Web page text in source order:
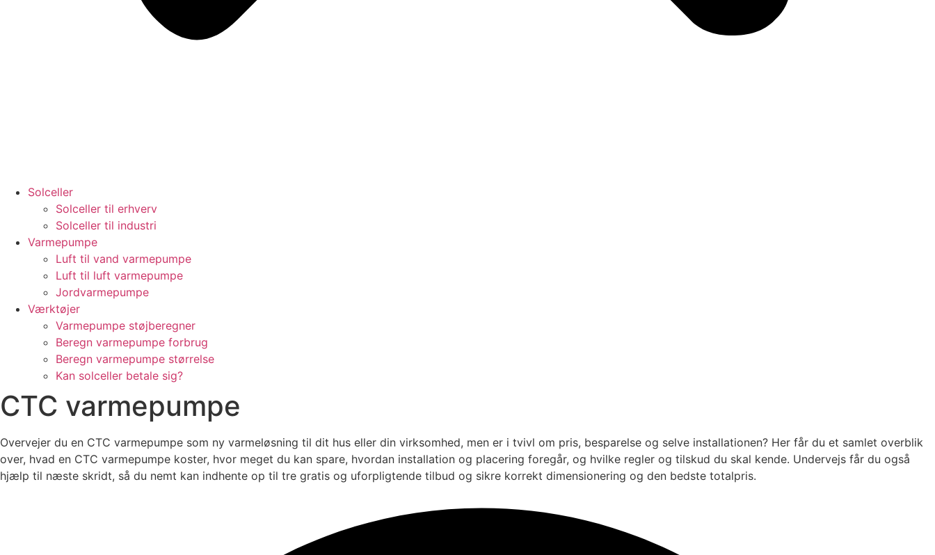
Solceller
Solceller til erhverv
Solceller til industri
Varmepumpe
Luft til vand varmepumpe
Luft til luft varmepumpe
Jordvarmepumpe
Værktøjer
Varmepumpe støjberegner
Beregn varmepumpe forbrug
Beregn varmepumpe størrelse
Kan solceller betale sig?
CTC varmepumpe
Overvejer du en CTC varmepumpe som ny varmeløsning til dit hus eller din virksomhed, men er i tvivl om pris, besparelse og selve installationen? Her får du et samlet overblik
over, hvad en CTC varmepumpe koster, hvor meget du kan spare, hvordan installation og placering foregår, og hvilke regler og tilskud du skal kende. Undervejs får du også
hjælp til næste skridt, så du nemt kan indhente op til tre gratis og uforpligtende tilbud og sikre korrekt dimensionering og den bedste totalpris.